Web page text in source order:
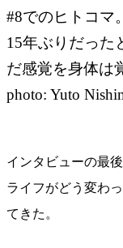
#8でのヒトコマ
15年ぶりだった
だ感覚を身体は
photo: Yuto
インタビューの最
ライフがどう変わ
てきた。